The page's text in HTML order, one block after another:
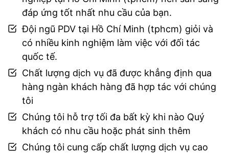
đáp ứng tốt nhất nhu cầu của bạn.
Đội ngũ PDV tại Hồ Chí Minh (tphcm) giỏi và
có nhiều kinh nghiệm làm việc với đối tác
quốc tế.
Chất lượng dịch vụ đã được khẳng định qua
hàng ngàn khách hàng đã hợp tác với chúng
tôi
Chúng tôi hỗ trợ tối đa bất kỳ khi nào Quý
khách có nhu cầu hoặc phát sinh thêm
Chúng tôi cung cấp chất lượng dịch vụ cao